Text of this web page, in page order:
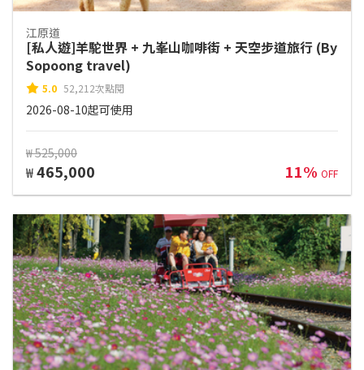
江原道
[私人遊]羊駝世界 + 九峯山咖啡街 + 天空步道旅行 (By
Sopoong travel)
5.0 52,212次點閱
2026-08-10起可使用
₩ 525,000
₩465,000 11% OFF